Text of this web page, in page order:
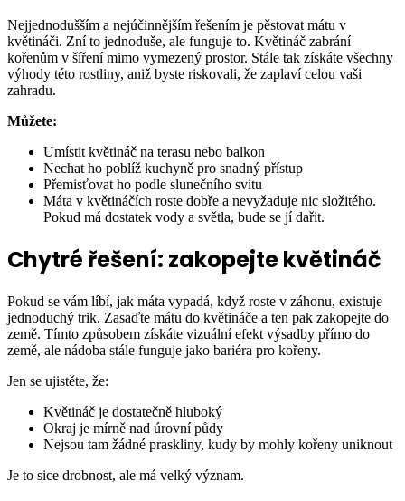
Nejjednodušším a nejúčinnějším řešením je pěstovat mátu v
květináči. Zní to jednoduše, ale funguje to. Květináč zabrání
kořenům v šíření mimo vymezený prostor. Stále tak získáte všechny
výhody této rostliny, aniž byste riskovali, že zaplaví celou vaši
zahradu.
Můžete:
Umístit květináč na terasu nebo balkon
Nechat ho poblíž kuchyně pro snadný přístup
Přemisťovat ho podle slunečního svitu
Máta v květináčích roste dobře a nevyžaduje nic složitého.
Pokud má dostatek vody a světla, bude se jí dařit.
Chytré řešení: zakopejte květináč
Pokud se vám líbí, jak máta vypadá, když roste v záhonu, existuje
jednoduchý trik. Zasaďte mátu do květináče a ten pak zakopejte do
země. Tímto způsobem získáte vizuální efekt výsadby přímo do
země, ale nádoba stále funguje jako bariéra pro kořeny.
Jen se ujistěte, že:
Květináč je dostatečně hluboký
Okraj je mírně nad úrovní půdy
Nejsou tam žádné praskliny, kudy by mohly kořeny uniknout
Je to sice drobnost, ale má velký význam.